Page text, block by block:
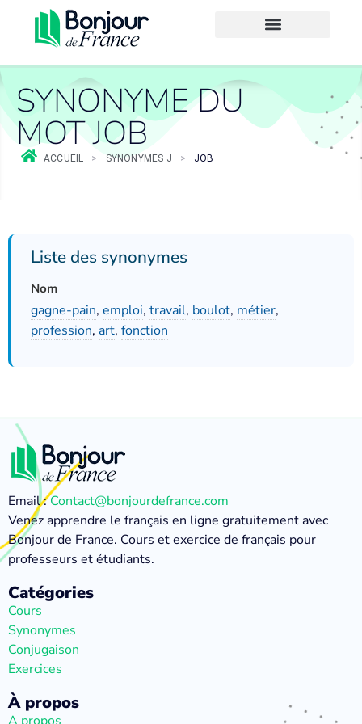
SYNONYME DU
MOT JOB
ACCUEIL > SYNONYMES J > JOB
Liste des synonymes
Nom
gagne-pain, emploi, travail, boulot, métier,
profession, art, fonction
Email :Contact@bonjourdefrance.com
Venez apprendre le français en ligne gratuitement avec
Bonjour de France. Cours et exercice de français pour
professeurs et étudiants.
Catégories
Cours
Synonymes
Conjugaison
Exercices
À propos